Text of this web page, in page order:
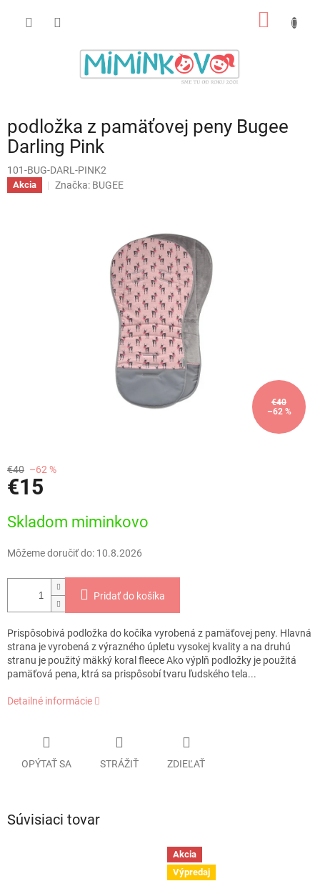
podložka z pamäťovej peny Bugee
Darling Pink
101-BUG-DARL-PINK2
Akcia Značka: BUGEE
€40
–62 %
€40 –62 %
€15
cena:
Skladom miminkovo
Môžeme doručiť do: 10.8.2026
Pridať do košíka
Prispôsobivá podložka do kočíka vyrobená z pamäťovej peny. Hlavná
strana je vyrobená z výrazného úpletu vysokej kvality a na druhú
stranu je použitý mäkký koral fleece Ako výplň podložky je použitá
pamäťová pena, ktrá sa prispôsobí tvaru ľudského tela...
Detailné informácie
OPÝTAŤ SA STRÁŽIŤ ZDIEĽAŤ
Súvisiaci tovar
Akcia
Výpredaj